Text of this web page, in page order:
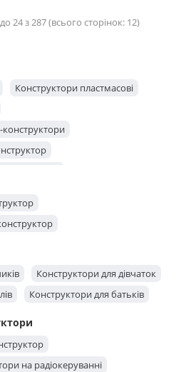
24 з 287 (всього сторінок: 12)
Конструктори пластмасові
липучка
будинок
деталями
деталями
із дерева
Конструктори для дівчаток
Конструктори для батьків
на радіокеруванні